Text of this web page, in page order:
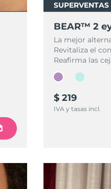
SUPERVENTAS
BEAR™ 2
La mejor
Revitaliza el
Reafirma las
$ 219
IVA y tasas incl.